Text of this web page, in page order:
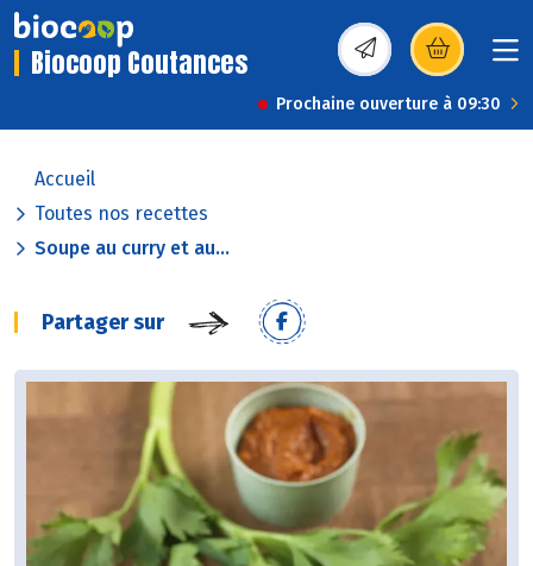
Biocoop Coutances (s’ouvre dans une
Prochaine ouverture à 09:30
Accueil
Toutes nos recettes
Soupe au curry et au...
Partager sur